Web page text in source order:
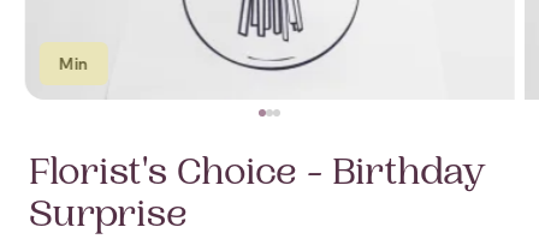
Min
Florist's Choice - Birthday
Surprise